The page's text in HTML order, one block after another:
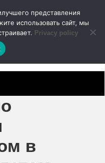
не только, новинки зарубежного
автопрома
в
представления
использовать сайт, мы
Privacy policy